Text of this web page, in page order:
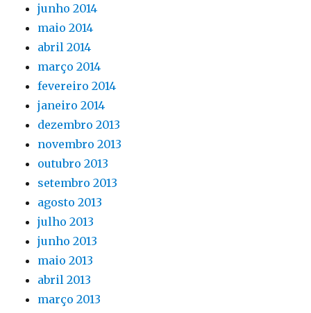
junho 2014
maio 2014
abril 2014
março 2014
fevereiro 2014
janeiro 2014
dezembro 2013
novembro 2013
outubro 2013
setembro 2013
agosto 2013
julho 2013
junho 2013
maio 2013
abril 2013
março 2013